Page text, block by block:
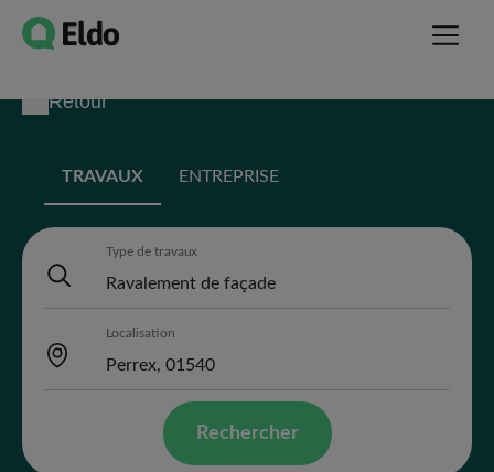
Retour
TRAVAUX ENTREPRISE
Type de travaux
Localisation
Rechercher